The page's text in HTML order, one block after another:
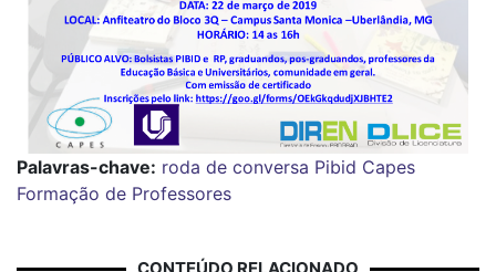
Palavras-chave: roda de conversa Pibid Capes
Formação de Professores